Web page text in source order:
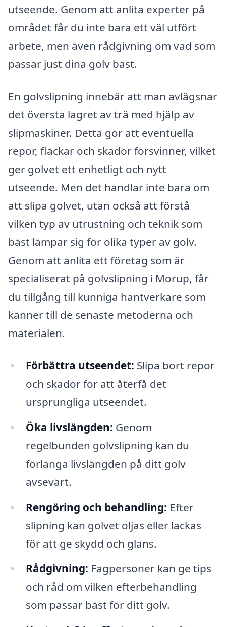
utseende. Genom att anlita experter på
området får du inte bara ett väl utfört
arbete, men även rådgivning om vad som
passar just dina golv bäst.
En golvslipning innebär att man avlägsnar
det översta lagret av trä med hjälp av
slipmaskiner. Detta gör att eventuella
repor, fläckar och skador försvinner, vilket
ger golvet ett enhetligt och nytt
utseende. Men det handlar inte bara om
att slipa golvet, utan också att förstå
vilken typ av utrustning och teknik som
bäst lämpar sig för olika typer av golv.
Genom att anlita ett företag som är
specialiserat på golvslipning i Morup, får
du tillgång till kunniga hantverkare som
känner till de senaste metoderna och
materialen.
Förbättra utseendet: Slipa bort repor
och skador för att återfå det
ursprungliga utseendet.
Öka livslängden: Genom
regelbunden golvslipning kan du
förlänga livslängden på ditt golv
avsevärt.
Rengöring och behandling: Efter
slipning kan golvet oljas eller lackas
för att ge skydd och glans.
Rådgivning: Fagpersoner kan ge tips
och råd om vilken efterbehandling
som passar bäst för ditt golv.